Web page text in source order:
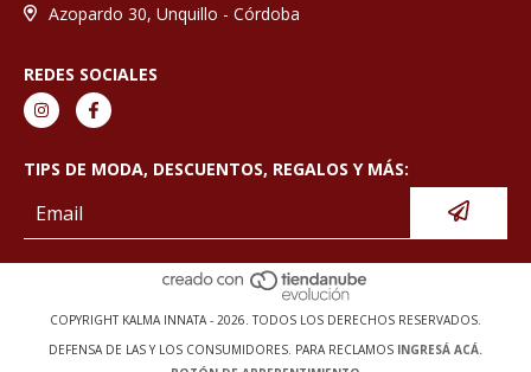
Azopardo 30, Unquillo - Córdoba
REDES SOCIALES
TIPS DE MODA, DESCUENTOS, REGALOS Y MÁS:
COPYRIGHT KALMA INNATA - 2026. TODOS LOS DERECHOS RESERVADOS.
DEFENSA DE LAS Y LOS CONSUMIDORES. PARA RECLAMOS INGRESÁ ACÁ.